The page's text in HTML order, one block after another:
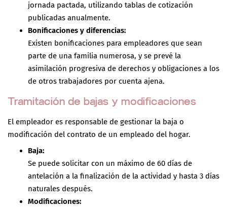
jornada pactada, utilizando tablas de cotización
publicadas anualmente.
Bonificaciones y diferencias:
Existen bonificaciones para empleadores que sean
parte de una familia numerosa, y se prevé la
asimilación progresiva de derechos y obligaciones a los
de otros trabajadores por cuenta ajena.
Tramitación de bajas y modificaciones
El empleador es responsable de gestionar la baja o
modificación del contrato de un empleado del hogar.
Baja:
Se puede solicitar con un máximo de 60 días de
antelación a la finalización de la actividad y hasta 3 días
naturales después.
Modificaciones: